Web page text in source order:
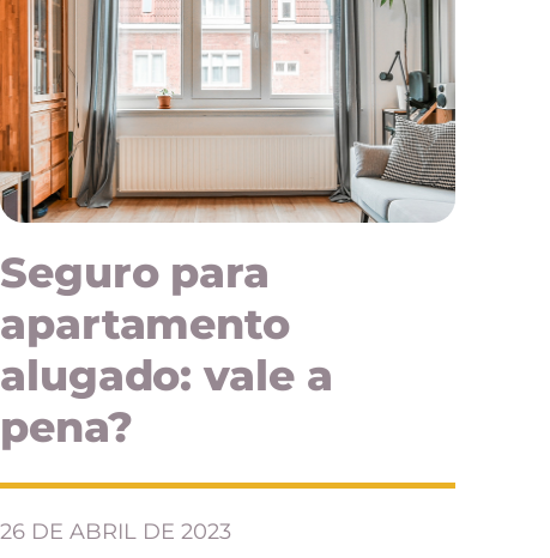
Seguro para
apartamento
alugado: vale a
pena?
26 DE ABRIL DE 2023